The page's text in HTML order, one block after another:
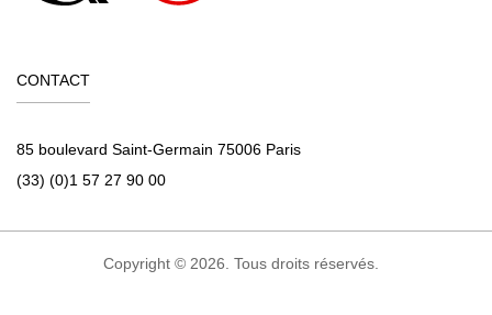
CONTACT
85 boulevard Saint-Germain 75006 Paris
(33) (0)1 57 27 90 00
Copyright © 2026. Tous droits réservés.